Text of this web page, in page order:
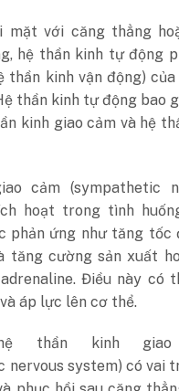
mặt với căng thẳng
hệ thần kinh tự động
thần kinh vận động)
thần kinh tự động bao
kinh giao cảm và hệ
cảm (sympathetic
hoạt trong tình
phản ứng như tăng tốc
tăng cường sản xuất
Điều này có
áp lực lên cơ thể.
thần kinh giao
nervous system) có vai